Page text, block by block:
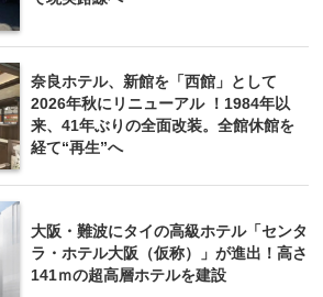
奈良ホテル、新館を「西館」として
2026年秋にリニューアル ！1984年以
来、41年ぶりの全面改装。全館休館を
経て“再生”へ
大阪・難波にタイの高級ホテル「センタ
ラ・ホテル大阪（仮称）」が進出！高さ
141ｍの超高層ホテルを建設